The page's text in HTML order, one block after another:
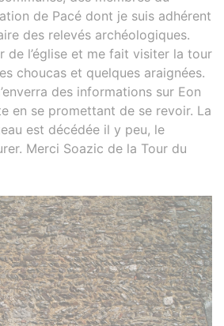
de Pacé dont je suis adhérent
des relevés archéologiques.
de l’église et me fait visiter la tour
choucas et quelques araignées.
des informations sur Eon
en se promettant de se revoir. La
est décédée il y peu, le
Merci Soazic de la Tour du